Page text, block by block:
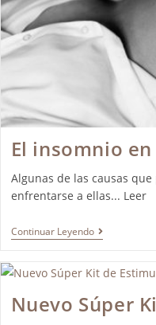
El insomnio
Algunas de las causas
enfrentarse a ellas... Leer
Continuar Leyendo
Nuevo Súper